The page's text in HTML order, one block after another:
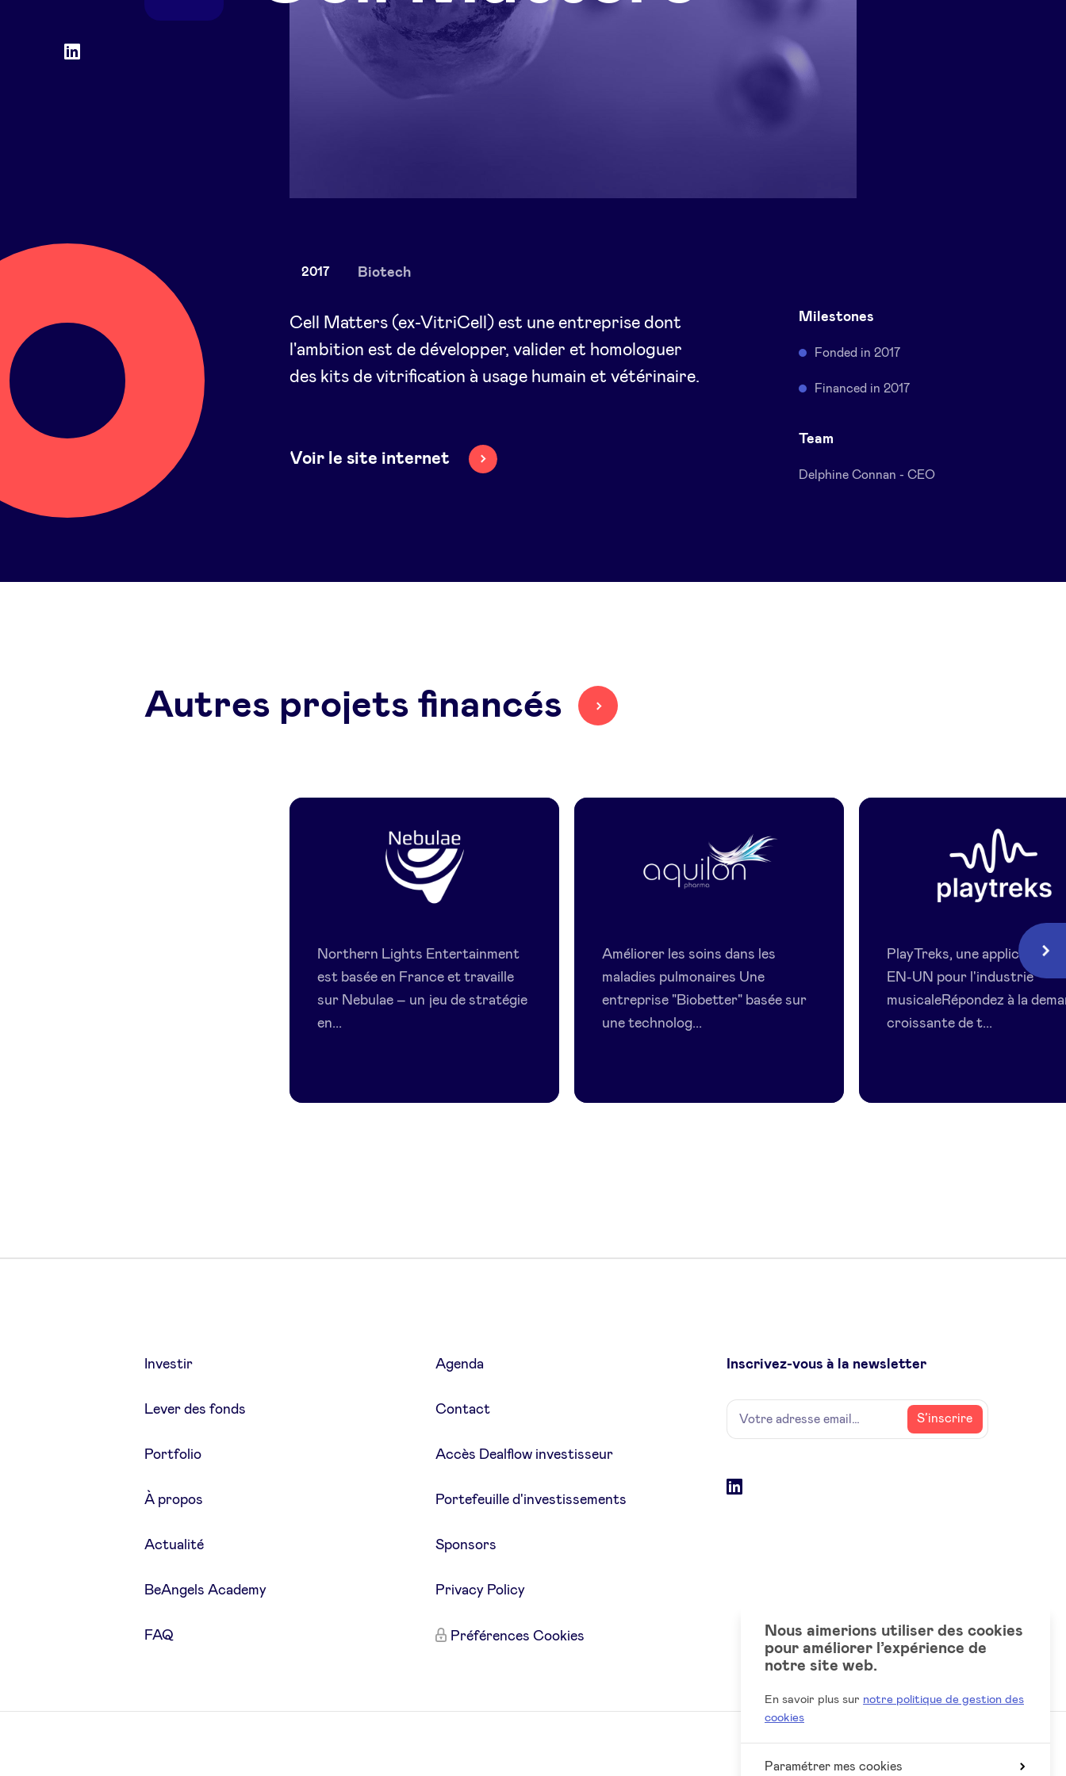
2017 Biotech
Cell Matters (ex-VitriCell) est une entreprise dont
l'ambition est de développer, valider et homologuer
des kits de vitrification à usage humain et vétérinaire.
Voir le site internet
Milestones
Fonded in 2017
Financed in 2017
Team
Delphine Connan - CEO
Autres projets financés
Lights
Entertainment
Northern Lights Entertainment
est basée en France et travaille
sur Nebulae – un jeu de stratégie
en...
Pharmaceuticals
Améliorer les soins dans les
maladies pulmonaires Une
entreprise "Biobetter" basée sur
une technolog...
PlayTreks, une application
EN-UN pour l'industrie
musicaleRépondez à la
croissante de t...
Investir
Lever des fonds
Portfolio
À propos
Actualité
BeAngels Academy
FAQ
Agenda
Contact
Accès Dealflow investisseur
Portefeuille d'investissements
Sponsors
Privacy Policy
Préférences Cookies
Inscrivez-vous à la newsletter
Name
Votre
adresse
S’inscrire
Social
LinkedIn
Social
LinkedIn
Nous aimerions utiliser des cookies
pour améliorer l’expérience de
notre site web.
En savoir plus sur notre politique de gestion des
cookies
Paramétrer mes cookies